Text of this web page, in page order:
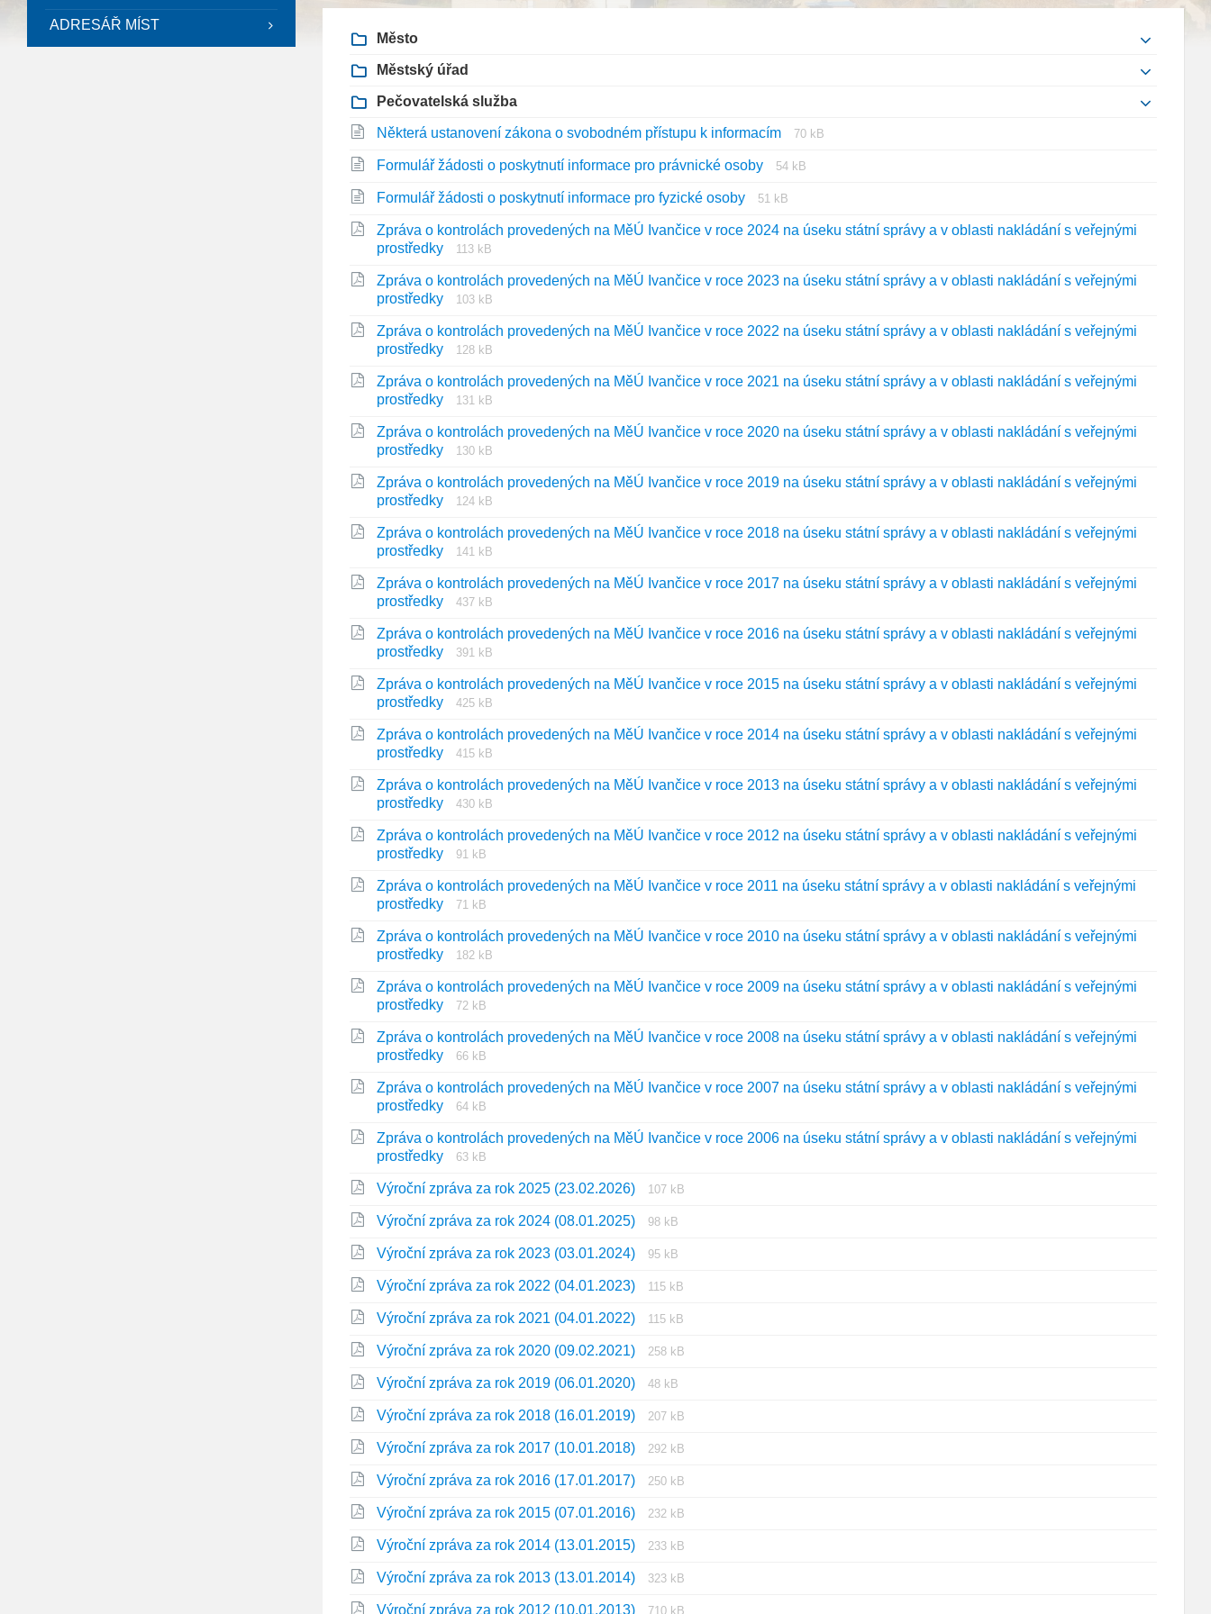
Město
Městský úřad
Pečovatelská služba
Některá ustanovení zákona o svobodném přístupu k informacím
Prípona
rtf
Veľkosť
70 kB
Formulář žádosti o poskytnutí informace pro právnické osoby
Prípona
rtf
Veľkosť
54 kB
Formulář žádosti o poskytnutí informace pro fyzické osoby
Prípona
rtf
Veľkosť
51 kB
Zpráva o kontrolách provedených na MěÚ Ivančice v roce 2024 na úseku státní správy a v oblasti nakládání s veřejnými
prostředky
Prípona
pdf
Veľkosť
113 kB
Zpráva o kontrolách provedených na MěÚ Ivančice v roce 2023 na úseku státní správy a v oblasti nakládání s veřejnými
prostředky
Prípona
pdf
Veľkosť
103 kB
Zpráva o kontrolách provedených na MěÚ Ivančice v roce 2022 na úseku státní správy a v oblasti nakládání s veřejnými
prostředky
Prípona
pdf
Veľkosť
128 kB
Zpráva o kontrolách provedených na MěÚ Ivančice v roce 2021 na úseku státní správy a v oblasti nakládání s veřejnými
prostředky
Prípona
pdf
Veľkosť
131 kB
Zpráva o kontrolách provedených na MěÚ Ivančice v roce 2020 na úseku státní správy a v oblasti nakládání s veřejnými
prostředky
Prípona
pdf
Veľkosť
130 kB
Zpráva o kontrolách provedených na MěÚ Ivančice v roce 2019 na úseku státní správy a v oblasti nakládání s veřejnými
prostředky
Prípona
pdf
Veľkosť
124 kB
Zpráva o kontrolách provedených na MěÚ Ivančice v roce 2018 na úseku státní správy a v oblasti nakládání s veřejnými
prostředky
Prípona
pdf
Veľkosť
141 kB
Zpráva o kontrolách provedených na MěÚ Ivančice v roce 2017 na úseku státní správy a v oblasti nakládání s veřejnými
prostředky
Prípona
pdf
Veľkosť
437 kB
Zpráva o kontrolách provedených na MěÚ Ivančice v roce 2016 na úseku státní správy a v oblasti nakládání s veřejnými
prostředky
Prípona
pdf
Veľkosť
391 kB
Zpráva o kontrolách provedených na MěÚ Ivančice v roce 2015 na úseku státní správy a v oblasti nakládání s veřejnými
prostředky
Prípona
pdf
Veľkosť
425 kB
Zpráva o kontrolách provedených na MěÚ Ivančice v roce 2014 na úseku státní správy a v oblasti nakládání s veřejnými
prostředky
Prípona
pdf
Veľkosť
415 kB
Zpráva o kontrolách provedených na MěÚ Ivančice v roce 2013 na úseku státní správy a v oblasti nakládání s veřejnými
prostředky
Prípona
pdf
Veľkosť
430 kB
Zpráva o kontrolách provedených na MěÚ Ivančice v roce 2012 na úseku státní správy a v oblasti nakládání s veřejnými
prostředky
Prípona
pdf
Veľkosť
91 kB
Zpráva o kontrolách provedených na MěÚ Ivančice v roce 2011 na úseku státní správy a v oblasti nakládání s veřejnými
prostředky
Prípona
pdf
Veľkosť
71 kB
Zpráva o kontrolách provedených na MěÚ Ivančice v roce 2010 na úseku státní správy a v oblasti nakládání s veřejnými
prostředky
Prípona
pdf
Veľkosť
182 kB
Zpráva o kontrolách provedených na MěÚ Ivančice v roce 2009 na úseku státní správy a v oblasti nakládání s veřejnými
prostředky
Prípona
pdf
Veľkosť
72 kB
Zpráva o kontrolách provedených na MěÚ Ivančice v roce 2008 na úseku státní správy a v oblasti nakládání s veřejnými
prostředky
Prípona
pdf
Veľkosť
66 kB
Zpráva o kontrolách provedených na MěÚ Ivančice v roce 2007 na úseku státní správy a v oblasti nakládání s veřejnými
prostředky
Prípona
pdf
Veľkosť
64 kB
Zpráva o kontrolách provedených na MěÚ Ivančice v roce 2006 na úseku státní správy a v oblasti nakládání s veřejnými
prostředky
Prípona
pdf
Veľkosť
63 kB
Výroční zpráva za rok 2025 (23.02.2026)
Prípona
pdf
Veľkosť
107 kB
Výroční zpráva za rok 2024 (08.01.2025)
Prípona
pdf
Veľkosť
98 kB
Výroční zpráva za rok 2023 (03.01.2024)
Prípona
pdf
Veľkosť
95 kB
Výroční zpráva za rok 2022 (04.01.2023)
Prípona
pdf
Veľkosť
115 kB
Výroční zpráva za rok 2021 (04.01.2022)
Prípona
pdf
Veľkosť
115 kB
Výroční zpráva za rok 2020 (09.02.2021)
Prípona
pdf
Veľkosť
258 kB
Výroční zpráva za rok 2019 (06.01.2020)
Prípona
pdf
Veľkosť
48 kB
Výroční zpráva za rok 2018 (16.01.2019)
Prípona
pdf
Veľkosť
207 kB
Výroční zpráva za rok 2017 (10.01.2018)
Prípona
pdf
Veľkosť
292 kB
Výroční zpráva za rok 2016 (17.01.2017)
Prípona
pdf
Veľkosť
250 kB
Výroční zpráva za rok 2015 (07.01.2016)
Prípona
pdf
Veľkosť
232 kB
Výroční zpráva za rok 2014 (13.01.2015)
Prípona
pdf
Veľkosť
233 kB
Výroční zpráva za rok 2013 (13.01.2014)
Prípona
Veľkosť
323 kB
Výroční zpráva za rok 2012 (10.01.2013)
Prípona
Veľkosť
710 kB
ADRESÁŘ MÍST